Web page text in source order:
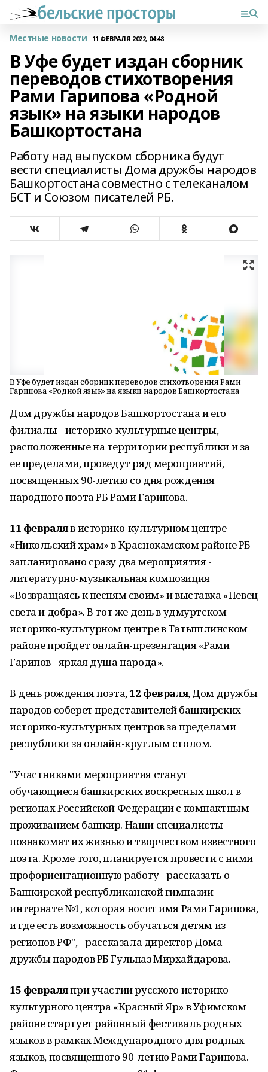
Местные новости 11 ФЕВРАЛЯ 2022, 04:48
В Уфе будет издан сборник
переводов стихотворения
Рами Гарипова «Родной
язык» на языки народов
Башкортостана
Работу над выпуском сборника будут
вести специалисты Дома дружбы народов
Башкортостана совместно с телеканалом
БСТ и Союзом писателей РБ.
В Уфе будет издан сборник переводов стихотворения Рами
Гарипова «Родной язык» на языки народов Башкортостана
Дом дружбы народов Башкортостана и его
филиалы - историко-культурные центры,
расположенные на территории республики и за
ее пределами, проведут ряд мероприятий,
посвященных 90-летию со дня рождения
народного поэта РБ Рами Гарипова.
11 февраляв историко-культурном центре
«Никольский храм» в Краснокамском районе РБ
запланировано сразу два мероприятия -
литературно-музыкальная композиция
«Возвращаясь к песням своим» и выставка «Певец
света и добра». В тот же день в удмуртском
историко-культурном центре в Татышлинском
районе пройдет онлайн-презентация «Рами
Гарипов - яркая душа народа».
В день рождения поэта,12 февраля, Дом дружбы
народов соберет представителей башкирских
историко-культурных центров за пределами
республики за онлайн-круглым столом.
"Участниками мероприятия станут
обучающиеся башкирских воскресных школ в
регионах Российской Федерации с компактным
проживанием башкир. Наши специалисты
познакомят их жизнью и творчеством известного
поэта. Кроме того, планируется провести с ними
профориентационную работу - рассказать о
Башкирской республиканской гимназии-
интернате №1, которая носит имя Рами Гарипова,
и где есть возможность обучаться детям из
регионов РФ", - рассказала директор Дома
дружбы народов РБ Гульназ Мирхайдарова.
15 февраляпри участии русского историко-
культурного центра «Красный Яр» в Уфимском
районе стартует районный фестиваль родных
языков в рамках Международного дня родных
языков, посвященного 90-летию Рами Гарипова.